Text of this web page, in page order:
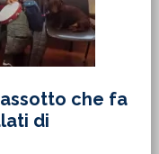
che fa
di